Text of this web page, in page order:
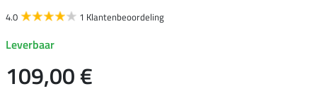
4.0 1 Klantenbeoordeling
Leverbaar
109,00 €